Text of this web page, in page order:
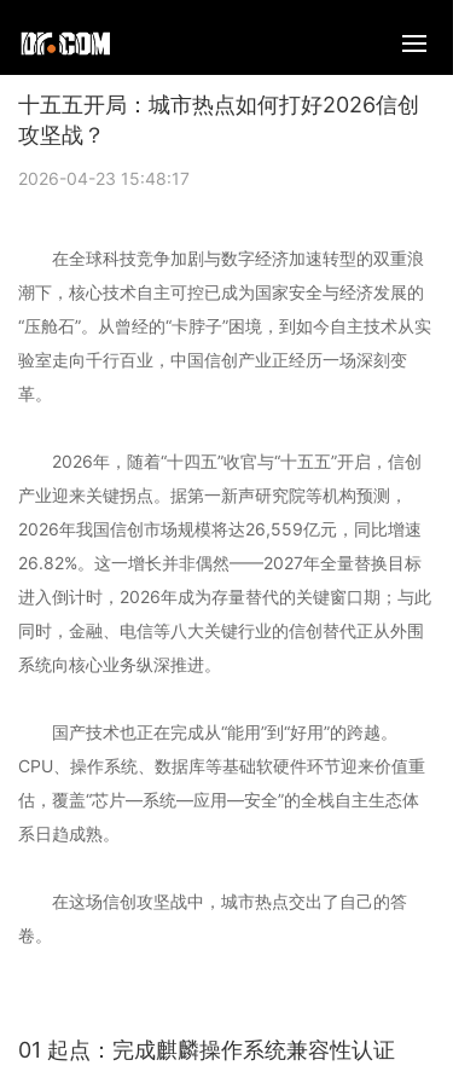
十五五开局：城市热点如何打好2026信创
攻坚战？
2026-04-23 15:48:17
在全球科技竞争加剧与数字经济加速转型的双重浪
潮下，核心技术自主可控已成为国家安全与经济发展的
“压舱石”。从曾经的“卡脖子”困境，到如今自主技术从实
验室走向千行百业，中国信创产业正经历一场深刻变
革。
2026年，随着“十四五”收官与“十五五”开启，信创
产业迎来关键拐点。据第一新声研究院等机构预测，
2026年我国信创市场规模将达26,559亿元，同比增速
26.82%。这一增长并非偶然——2027年全量替换目标
进入倒计时，2026年成为存量替代的关键窗口期；与此
同时，金融、电信等八大关键行业的信创替代正从外围
系统向核心业务纵深推进。
国产技术也正在完成从“能用”到“好用”的跨越。
CPU、操作系统、数据库等基础软硬件环节迎来价值重
估，覆盖“芯片—系统—应用—安全”的全栈自主生态体
系日趋成熟。
在这场信创攻坚战中，城市热点交出了自己的答
卷。
01 起点：完成麒麟操作系统兼容性认证